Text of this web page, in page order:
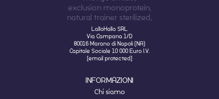
LalloHallo SRL
Via Campana 1/D
80016 Marano di Napoli (NA)
Capitale Sociale 10 000 Euro I.V.
[email protected]
INFORMAZIONI
Chi siamo